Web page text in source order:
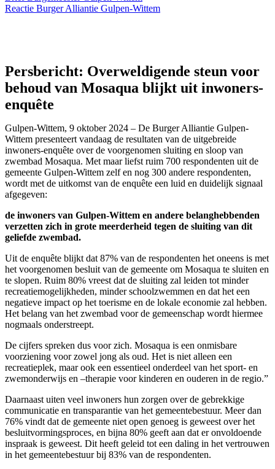
Reactie Burger Alliantie Gulpen-Wittem
Persbericht: Overweldigende steun voor
behoud van Mosaqua blijkt uit inwoners-
enquête
Gulpen-Wittem, 9 oktober 2024 – De Burger Alliantie Gulpen-
Wittem presenteert vandaag de resultaten van de uitgebreide
inwoners-enquête over de voorgenomen sluiting en sloop van
zwembad Mosaqua. Met maar liefst ruim 700 respondenten uit de
gemeente Gulpen-Wittem zelf en nog 300 andere respondenten,
wordt met de uitkomst van de enquête een luid en duidelijk signaal
afgegeven:
de inwoners van Gulpen-Wittem en andere belanghebbenden
verzetten zich in grote meerderheid tegen de sluiting van dit
geliefde zwembad.
Uit de enquête blijkt dat 87% van de respondenten het oneens is met
het voorgenomen besluit van de gemeente om Mosaqua te sluiten en
te slopen. Ruim 80% vreest dat de sluiting zal leiden tot minder
recreatiemogelijkheden, minder schoolzwemmen en dat het een
negatieve impact op het toerisme en de lokale economie zal hebben.
Het belang van het zwembad voor de gemeenschap wordt hiermee
nogmaals onderstreept.
De cijfers spreken dus voor zich. Mosaqua is een onmisbare
voorziening voor zowel jong als oud. Het is niet alleen een
recreatieplek, maar ook een essentieel onderdeel van het sport- en
zwemonderwijs en –therapie voor kinderen en ouderen in de regio.”
Daarnaast uiten veel inwoners hun zorgen over de gebrekkige
communicatie en transparantie van het gemeentebestuur. Meer dan
76% vindt dat de gemeente niet open genoeg is geweest over het
besluitvormingsproces, en bijna 80% geeft aan dat er onvoldoende
inspraak is geweest. Dit heeft geleid tot een daling in het vertrouwen
in het gemeentebestuur bij 83% van de respondenten.